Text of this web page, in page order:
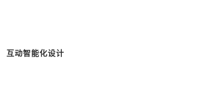
互动智能化设计